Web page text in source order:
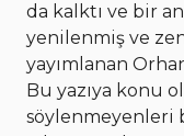
da kalktı ve bir
yenilenmiş ve
yayımlanan
Bu yazıya konu
söylenmeyenleri